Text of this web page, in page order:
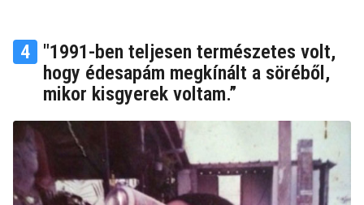
4 "1991-ben teljesen természetes volt,
hogy édesapám megkínált a söréből,
mikor kisgyerek voltam.”